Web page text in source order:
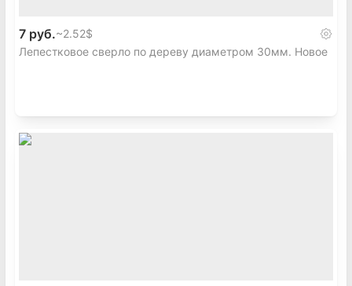
7 руб.~2.52$
Лепестковое сверло по дереву диаметром 30мм. Новое